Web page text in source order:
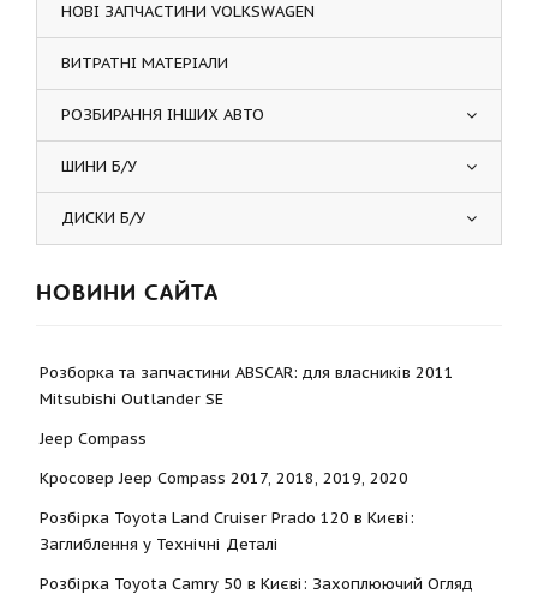
НОВІ ЗАПЧАСТИНИ VOLKSWAGEN
ВИТРАТНІ МАТЕРІАЛИ
РОЗБИРАННЯ ІНШИХ АВТО
ШИНИ Б/У
ДИСКИ Б/У
НОВИНИ САЙТА
Розборка та запчастини ABSCAR: для власників 2011
Mitsubishi Outlander SE
Jeep Compass
Кросовер Jeep Compass 2017, 2018, 2019, 2020
Розбірка Toyota Land Cruiser Prado 120 в Києві:
Заглиблення у Технічні Деталі
Розбірка Toyota Camry 50 в Києві: Захоплюючий Огляд